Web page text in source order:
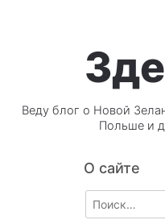
Веду блог о Новой
Польше и
О сайте
Search
for: